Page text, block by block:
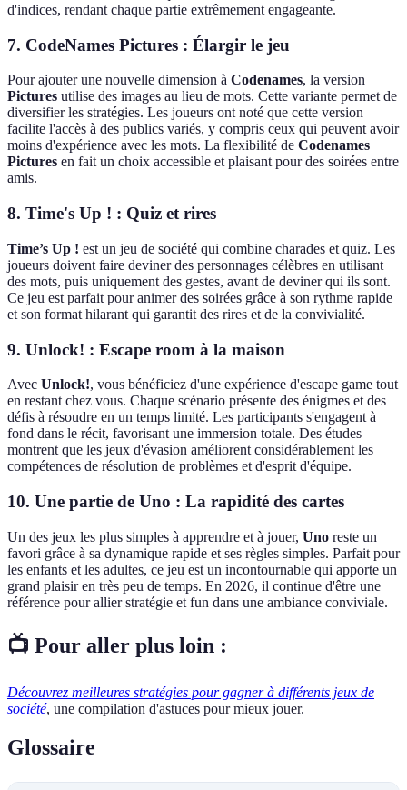
d'indices, rendant chaque partie extrêmement engageante.
7. CodeNames Pictures : Élargir le jeu
Pour ajouter une nouvelle dimension à Codenames, la version
Pictures utilise des images au lieu de mots. Cette variante permet de
diversifier les stratégies. Les joueurs ont noté que cette version
facilite l'accès à des publics variés, y compris ceux qui peuvent avoir
moins d'expérience avec les mots. La flexibilité de Codenames
Pictures en fait un choix accessible et plaisant pour des soirées entre
amis.
8. Time's Up ! : Quiz et rires
Time’s Up ! est un jeu de société qui combine charades et quiz. Les
joueurs doivent faire deviner des personnages célèbres en utilisant
des mots, puis uniquement des gestes, avant de deviner qui ils sont.
Ce jeu est parfait pour animer des soirées grâce à son rythme rapide
et son format hilarant qui garantit des rires et de la convivialité.
9. Unlock! : Escape room à la maison
Avec Unlock!, vous bénéficiez d'une expérience d'escape game tout
en restant chez vous. Chaque scénario présente des énigmes et des
défis à résoudre en un temps limité. Les participants s'engagent à
fond dans le récit, favorisant une immersion totale. Des études
montrent que les jeux d'évasion améliorent considérablement les
compétences de résolution de problèmes et d'esprit d'équipe.
10. Une partie de Uno : La rapidité des cartes
Un des jeux les plus simples à apprendre et à jouer, Uno reste un
favori grâce à sa dynamique rapide et ses règles simples. Parfait pour
les enfants et les adultes, ce jeu est un incontournable qui apporte un
grand plaisir en très peu de temps. En 2026, il continue d'être une
référence pour allier stratégie et fun dans une ambiance conviviale.
📺 Pour aller plus loin :
Découvrez meilleures stratégies pour gagner à différents jeux de
société, une compilation d'astuces pour mieux jouer.
Glossaire